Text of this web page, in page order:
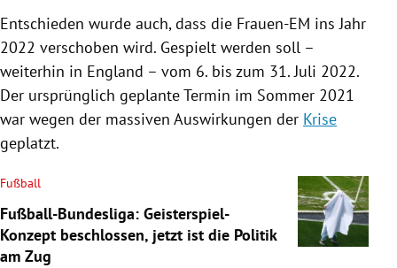
Entschieden wurde auch, dass die Frauen-EM ins Jahr
2022 verschoben wird. Gespielt werden soll –
weiterhin in England – vom 6. bis zum 31. Juli 2022.
Der ursprünglich geplante Termin im Sommer 2021
war wegen der massiven Auswirkungen der Krise
geplatzt.
Fußball
Fußball-Bundesliga: Geisterspiel-
Konzept beschlossen, jetzt ist die Politik
am Zug